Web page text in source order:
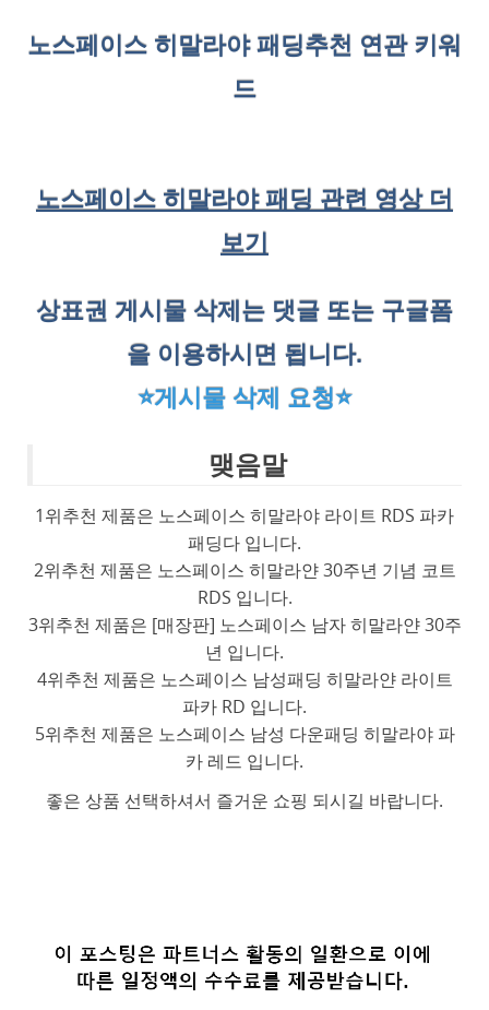
노스페이스 히말라야 패딩추천 연관 키워
드
노스페이스 히말라야 패딩 관련 영상 더
보기
상표권 게시물 삭제는 댓글 또는 구글폼
을 이용하시면 됩니다.
⭐게시물 삭제 요청⭐
맺음말
1위추천 제품은 노스페이스 히말라야 라이트 RDS 파카
패딩다 입니다.
2위추천 제품은 노스페이스 히말라얀 30주년 기념 코트
RDS 입니다.
3위추천 제품은 [매장판] 노스페이스 남자 히말라얀 30주
년 입니다.
4위추천 제품은 노스페이스 남성패딩 히말라얀 라이트
파카 RD 입니다.
5위추천 제품은 노스페이스 남성 다운패딩 히말라야 파
카 레드 입니다.
좋은 상품 선택하셔서 즐거운 쇼핑 되시길 바랍니다.